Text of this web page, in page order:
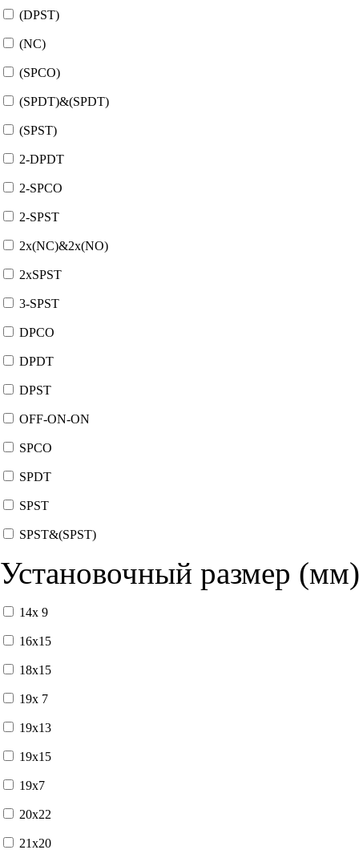
(DPST)
(NC)
(SPCO)
(SPDT)&(SPDT)
(SPST)
2-DPDT
2-SPCO
2-SPST
2x(NC)&2x(NO)
2xSPST
3-SPST
DPCO
DPDT
DPST
OFF-ON-ON
SPCO
SPDT
SPST
SPST&(SPST)
Установочный размер (мм)
14x 9
16x15
18x15
19x 7
19x13
19x15
19x7
20x22
21x20